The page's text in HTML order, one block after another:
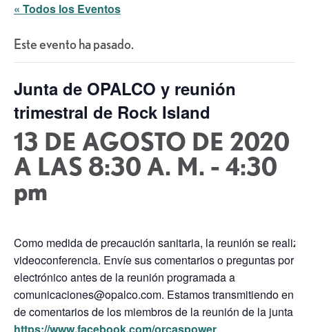
« Todos los Eventos
Este evento ha pasado.
Junta de OPALCO y reunión
trimestral de Rock Island
13 DE AGOSTO DE 2020
A LAS 8:30 A. M. - 4:30
pm
Como medida de precaución sanitaria, la reunión se
videoconferencia. Envíe sus comentarios o preguntas por
electrónico antes de la reunión programada a
comunicaciones@opalco.com. Estamos transmitiendo en
de comentarios de los miembros de la reunión de la junta